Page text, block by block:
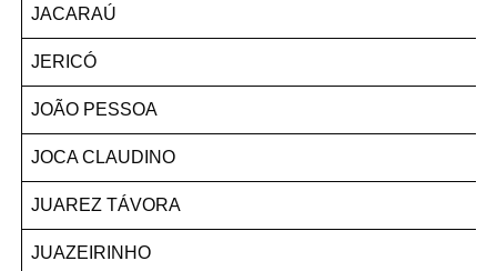
JACARAÚ
JERICÓ
JOÃO PESSOA
JOCA CLAUDINO
JUAREZ TÁVORA
JUAZEIRINHO